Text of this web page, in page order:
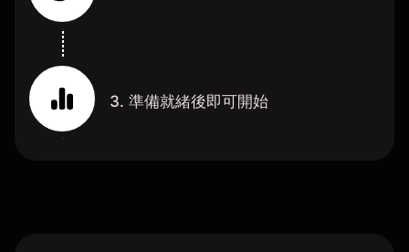
3. 準備就緒後即可開始